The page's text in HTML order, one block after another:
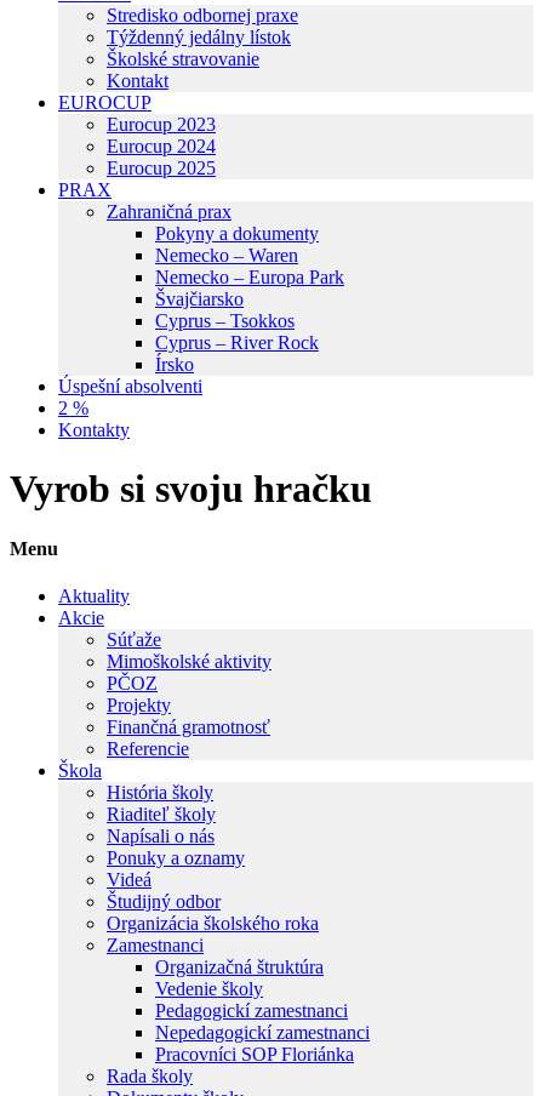
Stredisko odbornej praxe
Týždenný jedálny lístok
Školské stravovanie
Kontakt
EUROCUP
Eurocup 2023
Eurocup 2024
Eurocup 2025
PRAX
Zahraničná prax
Pokyny a dokumenty
Nemecko – Waren
Nemecko – Europa Park
Švajčiarsko
Cyprus – Tsokkos
Cyprus – River Rock
Írsko
Úspešní absolventi
2 %
Kontakty
Vyrob si svoju hračku
Menu
Aktuality
Akcie
Súťaže
Mimoškolské aktivity
PČOZ
Projekty
Finančná gramotnosť
Referencie
Škola
História školy
Riaditeľ školy
Napísali o nás
Ponuky a oznamy
Videá
Študijný odbor
Organizácia školského roka
Zamestnanci
Organizačná štruktúra
Vedenie školy
Pedagogickí zamestnanci
Nepedagogickí zamestnanci
Pracovníci SOP Floriánka
Rada školy